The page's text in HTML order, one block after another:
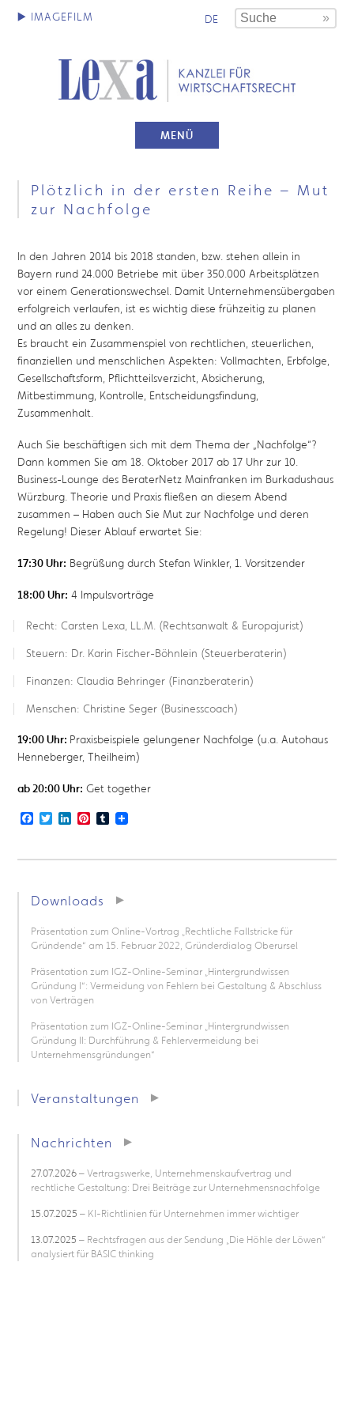
DE
MENÜ
Plötzlich in der ersten Reihe – Mut
zur Nachfolge
In den Jahren 2014 bis 2018 standen, bzw. stehen allein in
Bayern rund 24.000 Betriebe mit über 350.000 Arbeitsplätzen
vor einem Generationswechsel. Damit Unternehmensübergaben
erfolgreich verlaufen, ist es wichtig diese frühzeitig zu planen
und an alles zu denken.
Es braucht ein Zusammenspiel von rechtlichen, steuerlichen,
finanziellen und menschlichen Aspekten: Vollmachten, Erbfolge,
Gesellschaftsform, Pflichtteilsverzicht, Absicherung,
Mitbestimmung, Kontrolle, Entscheidungsfindung,
Zusammenhalt.
Auch Sie beschäftigen sich mit dem Thema der „Nachfolge“?
Dann kommen Sie am 18. Oktober 2017 ab 17 Uhr zur 10.
Business-Lounge des BeraterNetz Mainfranken im Burkadushaus
Würzburg. Theorie und Praxis fließen an diesem Abend
zusammen – Haben auch Sie Mut zur Nachfolge und deren
Regelung! Dieser Ablauf erwartet Sie:
17:30 Uhr: Begrüßung durch Stefan Winkler, 1. Vorsitzender
18:00 Uhr: 4 Impulsvorträge
Recht: Carsten Lexa, LL.M. (Rechtsanwalt & Europajurist)
Steuern: Dr. Karin Fischer-Böhnlein (Steuerberaterin)
Finanzen: Claudia Behringer (Finanzberaterin)
Menschen: Christine Seger (Businesscoach)
19:00 Uhr: Praxisbeispiele gelungener Nachfolge (u.a. Autohaus
Henneberger, Theilheim)
ab 20:00 Uhr: Get together
Facebook
TwitterLinkedIn
Pinterest
Tumblr
Downloads
Präsentation zum Online-Vortrag „Rechtliche Fallstricke für
Gründende“ am 15. Februar 2022, Gründerdialog Oberursel
Präsentation zum IGZ-Online-Seminar „Hintergrundwissen
Gründung I“: Vermeidung von Fehlern bei Gestaltung & Abschluss
von Verträgen
Präsentation zum IGZ-Online-Seminar „Hintergrundwissen
Gründung II: Durchführung & Fehlervermeidung bei
Unternehmensgründungen“
Veranstaltungen
Nachrichten
27.07.2026– Vertragswerke, Unternehmenskaufvertrag und
rechtliche Gestaltung: Drei Beiträge zur Unternehmensnachfolge
15.07.2025 – KI-Richtlinien für Unternehmen immer wichtiger
13.07.2025 – Rechtsfragen aus der Sendung „Die Höhle der Löwen“
analysiert für BASIC thinking